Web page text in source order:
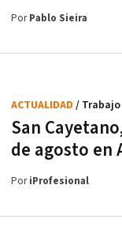
PorPablo Sieira
San
de agosto en
ACTUALIDAD / Trabajo
PoriProfesional